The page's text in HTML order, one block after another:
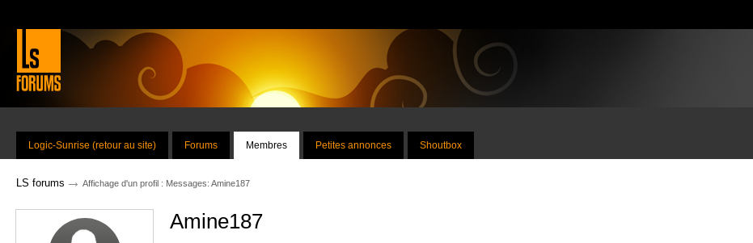
Logic-Sunrise (retour au site) Forums Membres Petites annonces Shoutbox
LS forums → Affichage d'un profil : Messages: Amine187
Amine187